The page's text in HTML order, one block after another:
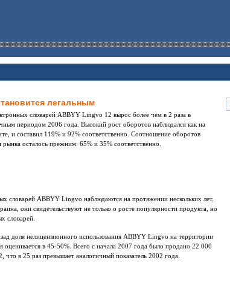
легальным
словарей ABBYY Lingvo 12 вырос более чем в 2 раза в
периодом 2006 года. Высокий рост оборотов наблюдался как на
и составил 119% и 92% соответственно. Соотношение оборотов
осталось прежним: 65% и 35% соответственно.
словарей ABBYY Lingvo наблюдаются на протяжении нескольких лет.
они свидетельствуют не только о росте популярности продукта, но
словарей.
доля нелицензионного использования ABBYY Lingvo на территории
оценивается в 45-50%. Всего с начала 2007 года было продано 22 000
в 25 раз превышает аналогичный показатель 2002 года.